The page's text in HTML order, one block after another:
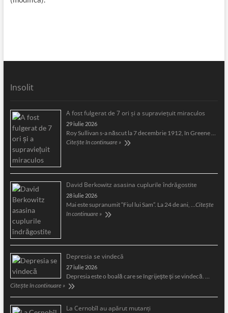
Insolit
A fost fulgerat de 7 ori şi a supravieţuit miraculos
29 iulie 2026
Roy Sullivan s-a născut la 7 decembrie 1912, în Greene …
Citește în continuare »
David Berkowitz asasina cuplurile îndrăgostite
28 iulie 2026
Mai este supranumit “Fiul lui Sam”. La 24 de ani, … Citește
în continuare »
Depresia se vindecă
27 iulie 2026
Depresia este o boală care se îngrijeşte şi se vindecă. …
Citește în continuare »
La Cernobîl au apărut mutanți